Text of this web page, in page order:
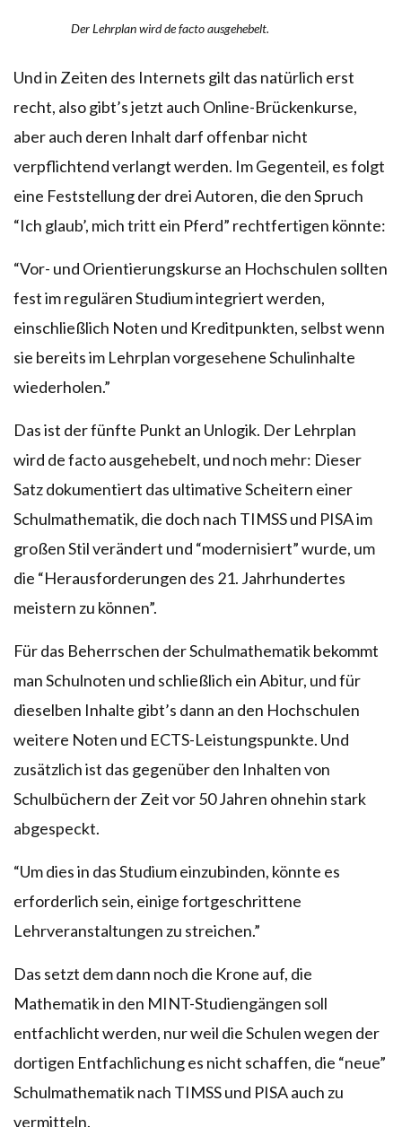
Der Lehrplan wird de facto ausgehebelt.
Und in Zeiten des Internets gilt das natürlich erst
recht, also gibt’s jetzt auch Online-Brückenkurse,
aber auch deren Inhalt darf offenbar nicht
verpflichtend verlangt werden. Im Gegenteil, es folgt
eine Feststellung der drei Autoren, die den Spruch
“Ich glaub’, mich tritt ein Pferd” rechtfertigen könnte:
“Vor- und Orientierungskurse an Hochschulen sollten
fest im regulären Studium integriert werden,
einschließlich Noten und Kreditpunkten, selbst wenn
sie bereits im Lehrplan vorgesehene Schulinhalte
wiederholen.”
Das ist der fünfte Punkt an Unlogik. Der Lehrplan
wird de facto ausgehebelt, und noch mehr: Dieser
Satz dokumentiert das ultimative Scheitern einer
Schulmathematik, die doch nach TIMSS und PISA im
großen Stil verändert und “modernisiert” wurde, um
die “Herausforderungen des 21. Jahrhundertes
meistern zu können”.
Für das Beherrschen der Schulmathematik bekommt
man Schulnoten und schließlich ein Abitur, und für
dieselben Inhalte gibt’s dann an den Hochschulen
weitere Noten und ECTS-Leistungspunkte. Und
zusätzlich ist das gegenüber den Inhalten von
Schulbüchern der Zeit vor 50 Jahren ohnehin stark
abgespeckt.
“Um dies in das Studium einzubinden, könnte es
erforderlich sein, einige fortgeschrittene
Lehrveranstaltungen zu streichen.”
Das setzt dem dann noch die Krone auf, die
Mathematik in den MINT-Studiengängen soll
entfachlicht werden, nur weil die Schulen wegen der
dortigen Entfachlichung es nicht schaffen, die “neue”
Schulmathematik nach TIMSS und PISA auch zu
vermitteln.